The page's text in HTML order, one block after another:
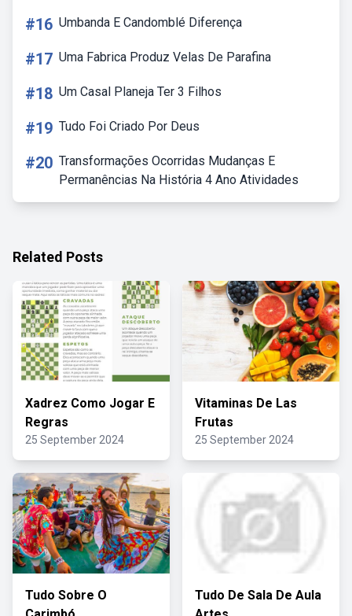
#16 Umbanda E Candomblé Diferença
#17 Uma Fabrica Produz Velas De Parafina
#18 Um Casal Planeja Ter 3 Filhos
#19 Tudo Foi Criado Por Deus
#20 Transformações Ocorridas Mudanças E
Permanências Na História 4 Ano Atividades
Related Posts
Xadrez Como Jogar E
Regras
25 September 2024
Vitaminas De Las
Frutas
25 September 2024
Tudo Sobre O
Tudo De Sala De Aula